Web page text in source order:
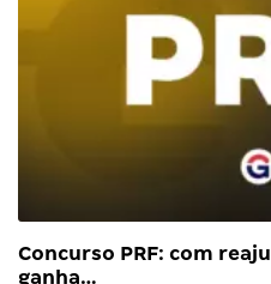
Concurso PRF: com
ganha…